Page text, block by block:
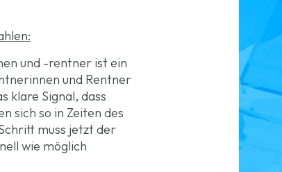
und -rentner ist ein
und Rentner
klare Signal, dass
sich so in Zeiten des
muss jetzt der
wie möglich